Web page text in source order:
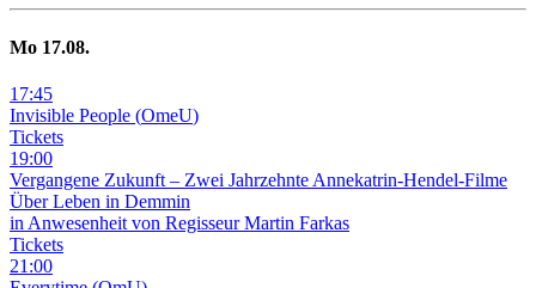
Mo 17.08.
17:45
Invisible People (OmeU)
Tickets
19:00
Vergangene Zukunft – Zwei Jahrzehnte Annekatrin-Hendel-Filme
Über Leben in Demmin
in Anwesenheit von Regisseur Martin Farkas
Tickets
21 :00